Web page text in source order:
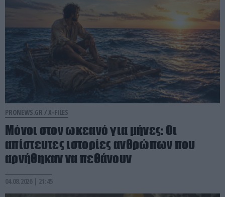
PRONEWS.GR /X-FILES
Μόνοι στον ωκεανό για μήνες: Οι
απίστευτες ιστορίες ανθρώπων που
αρνήθηκαν να πεθάνουν
04.08.2026 | 21:45